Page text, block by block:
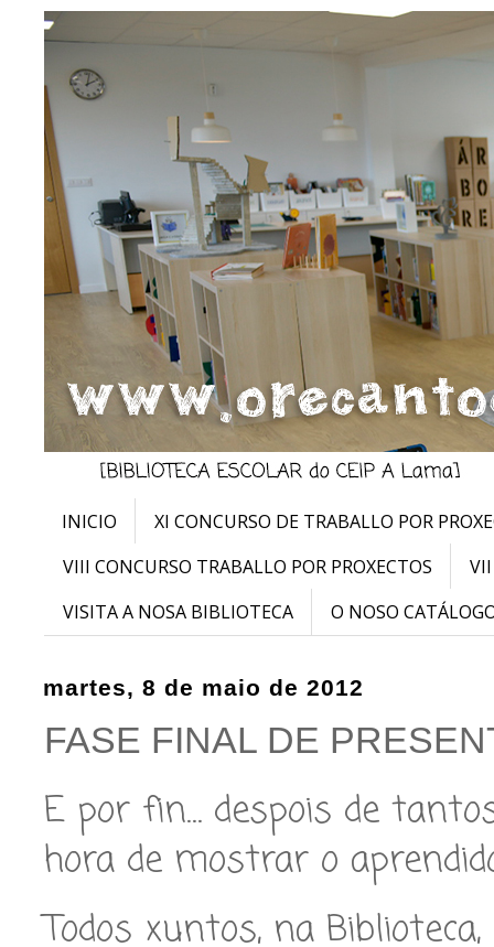
INICIO
XI CONCURSO DE TRABALLO POR
VIII CONCURSO TRABALLO POR PROXECTOS
VISITA A NOSA BIBLIOTECA
O NOSO
martes, 8 de maio de 2012
FASE FINAL DE
E por fin… despois de
hora de mostrar o
Todos xuntos, na